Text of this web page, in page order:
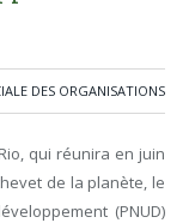
DES ORGANISATIONS
qui réunira en juin
de la planète, le
(PNUD)